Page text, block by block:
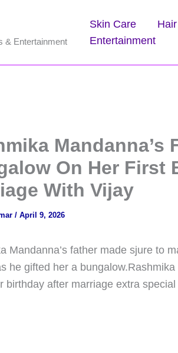
& Entertainment
Skin Care
Entertainment
Mandanna’s
On Her First
With Vijay
/ April 9, 2026
Mandanna’s father made sjure to
he gifted her a
birthday after marriage extra